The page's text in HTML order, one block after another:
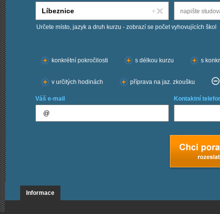
Určete místo, jazyk a druh kurzu - zobrazí se počet vyhovujících škol
konkrétní pokročilosti
s délkou kurzu s
v určitých hodinách příprava na jaz. zkoušku
Váš e-mail Kontaktní
Informace